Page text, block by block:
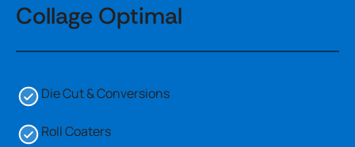
Collage Optimal
Die Cut & Conversions
Roll Coaters